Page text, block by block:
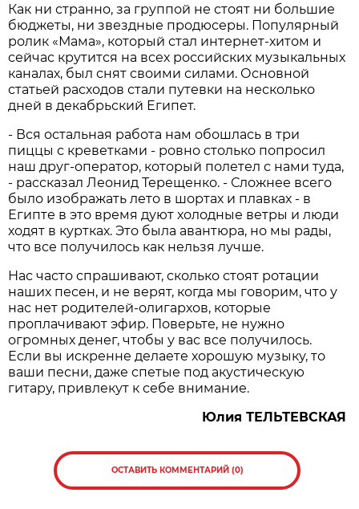
Как ни странно, за группой не стоят ни большие
бюджеты, ни звездные продюсеры. Популярный
ролик «Мама», который стал интернет-хитом и
сейчас крутится на всех российских музыкальных
каналах, был снят своими силами. Основной
статьей расходов стали путевки на несколько
дней в декабрьский Египет.
- Вся остальная работа нам обошлась в три
пиццы с креветками - ровно столько попросил
наш друг-оператор, который полетел с нами туда,
- рассказал Леонид Терещенко. - Сложнее всего
было изображать лето в шортах и плавках - в
Египте в это время дуют холодные ветры и люди
ходят в куртках. Это была авантюра, но мы рады,
что все получилось как нельзя лучше.
Нас часто спрашивают, сколько стоят ротации
наших песен, и не верят, когда мы говорим, что у
нас нет родителей-олигархов, которые
проплачивают эфир. Поверьте, не нужно
огромных денег, чтобы у вас все получилось.
Если вы искренне делаете хорошую музыку, то
ваши песни, даже спетые под акустическую
гитару, привлекут к себе внимание.
Юлия ТЕЛЬТЕВСКАЯ
ОСТАВИТЬ КОММЕНТАРИЙ (0)